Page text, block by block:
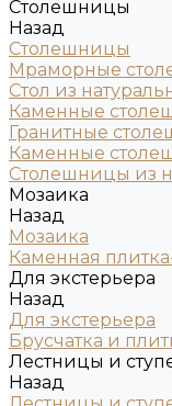
Столешницы
Назад
Столешницы
Мраморные
Стол из
Каменные
Гранитные
Каменные
Столешницы из
Мозаика
Назад
Мозаика
Каменная
Для экстерьера
Назад
Для экстерьера
Брусчатка и
Лестницы и
Назад